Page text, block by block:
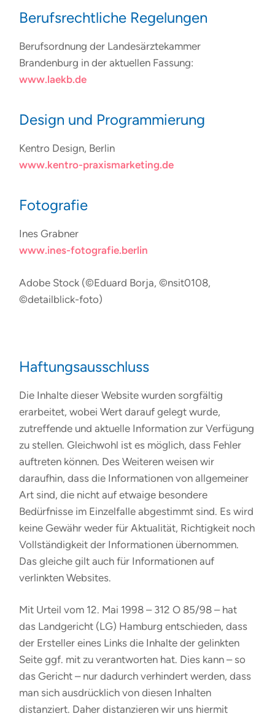
Berufsrechtliche Regelungen
Berufsordnung der Landesärztekammer
Brandenburg in der aktuellen Fassung:
www.laekb.de
Design und Programmierung
Kentro Design, Berlin
www.kentro-praxismarketing.de
Fotografie
Ines Grabner
www.ines-fotografie.berlin
Adobe Stock (©Eduard Borja, ©nsit0108,
©detailblick-foto)
Haftungsausschluss
Die Inhalte dieser Website wurden sorgfältig
erarbeitet, wobei Wert darauf gelegt wurde,
zutreffende und aktuelle Information zur Verfügung
zu stellen. Gleichwohl ist es möglich, dass Fehler
auftreten können. Des Weiteren weisen wir
daraufhin, dass die Informationen von allgemeiner
Art sind, die nicht auf etwaige besondere
Bedürfnisse im Einzelfalle abgestimmt sind. Es wird
keine Gewähr weder für Aktualität, Richtigkeit noch
Vollständigkeit der Informationen übernommen.
Das gleiche gilt auch für Informationen auf
verlinkten Websites.
Mit Urteil vom 12. Mai 1998 – 312 O 85/98 – hat
das Landgericht (LG) Hamburg entschieden, dass
der Ersteller eines Links die Inhalte der gelinkten
Seite ggf. mit zu verantworten hat. Dies kann – so
das Gericht – nur dadurch verhindert werden, dass
man sich ausdrücklich von diesen Inhalten
distanziert. Daher distanzieren wir uns hiermit